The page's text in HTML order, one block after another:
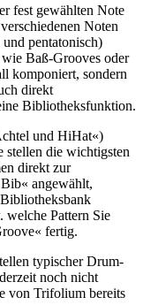
fest gewählten Note
Noten
pentatonisch)
Baß-Grooves oder
komponiert, sondern
direkt
Bibliotheksfunktion.
und HiHat«)
stellen die wichtigsten
direkt zur
angewählt,
welche Pattern Sie
fertig.
typischer Drum-
noch nicht
von Trifolium bereits